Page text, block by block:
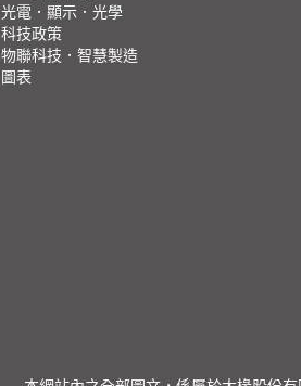
光電．顯示．光學
科技政策
物聯科技．智慧製造
圖表